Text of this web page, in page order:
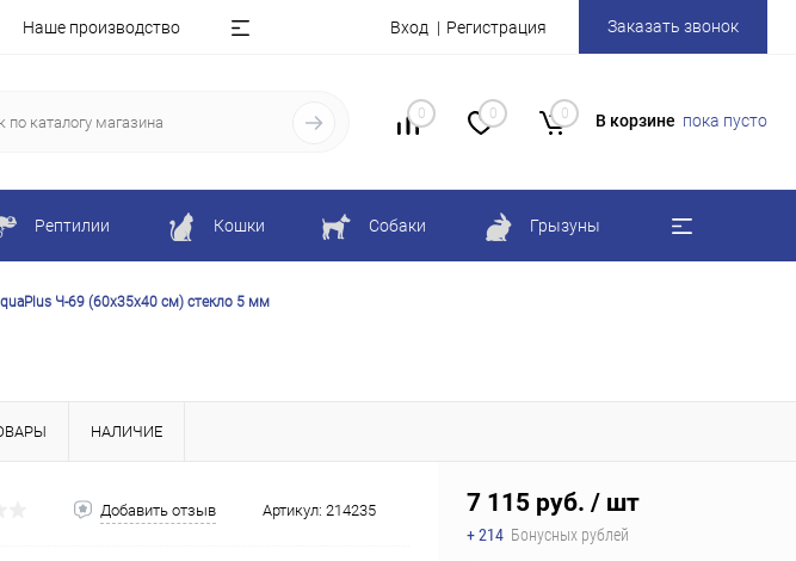
Наше производство Вход Регистрация Заказать звонок
0 0 0 В корзине пока пусто
Рептилии Кошки Собаки Грызуны
Ч-69 (60х35х40 см) стекло 5 мм
НАЛИЧИЕ
Добавить отзыв Артикул: 214235 7 115 руб. / шт
+ 214 Бонусных рублей